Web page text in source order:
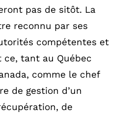
pas de sitôt. La
reconnu par ses
compétentes et
ce, tant au Québec
comme le chef
de gestion d’un
de